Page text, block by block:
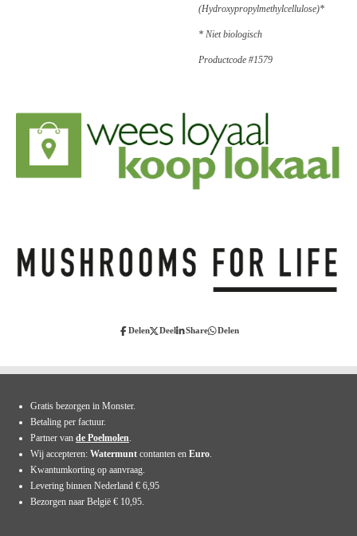
(Hydroxypropylmethylcellulose)*
* Niet biologisch
Productcode #1579
Delen Deel Share Delen
Gratis bezorgen in Monster.
Betaling per factuur.
Partner van de Poelmolen.
Wij accepteren: Watermunt contanten en Euro.
Kwantumkorting op aanvraag.
Levering binnen Nederland € 6,95
Bezorgen naar België € 10,95.